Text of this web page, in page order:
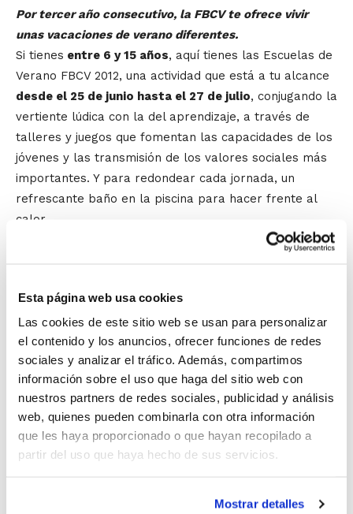
Esta página web usa cookies
Las cookies de este sitio web se usan para personalizar
el contenido y los anuncios, ofrecer funciones de redes
sociales y analizar el tráfico. Además, compartimos
información sobre el uso que haga del sitio web con
nuestros partners de redes sociales, publicidad y análisis
web, quienes pueden combinarla con otra información
que les haya proporcionado o que hayan recopilado a
partir del uso que haya hecho de sus servicios.
Mostrar detalles
Por tercer año consecutivo, la FBCV te ofrece vivir
unas vacaciones de verano diferentes.
Si tienes entre 6 y 15 años, aquí tienes las Escuelas de
Verano FBCV 2012, una actividad que está a tu alcance
desde el 25 de junio hasta el 27 de julio, conjugando la
vertiente lúdica con la del aprendizaje, a través de
talleres y juegos que fomentan las capacidades de los
jóvenes y las transmisión de los valores sociales más
importantes. Y para redondear cada jornada, un
refrescante baño en la piscina para hacer frente al
calor.
tiempo libre. Además, una de sus ventajas es que se
desarrollan en 5 turnos semanales, con la posibilidad
de inscribirse a la semana que se prefiera, a varias de
ellas, o incluso el mes entero.
El Polideportivo Nazaret de Valencia va a acoger
nuevamente esta iniciativa de la FBCV, aunque desde la
Federación se está trabajando intensamente en la
posibilidad de realizar la actividad en otros puntos
alcance de todos los niños/as que quieran disfrutar de